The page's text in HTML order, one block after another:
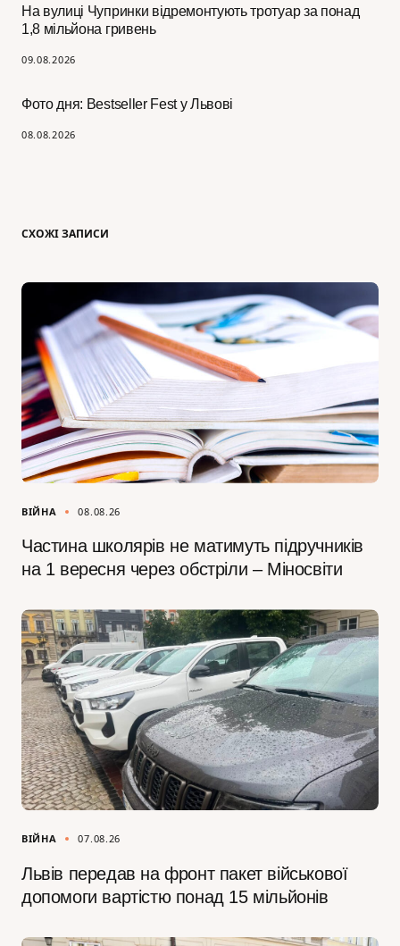
На вулиці Чупринки відремонтують тротуар за понад
1,8 мільйона гривень
09.08.2026
Фото дня: Bestseller Fest у Львові
08.08.2026
СХОЖІ ЗАПИСИ
ВІЙНА 08.08.26
Частина школярів не матимуть підручників
на 1 вересня через обстріли – Міносвіти
ВІЙНА 07.08.26
Львів передав на фронт пакет військової
допомоги вартістю понад 15 мільйонів